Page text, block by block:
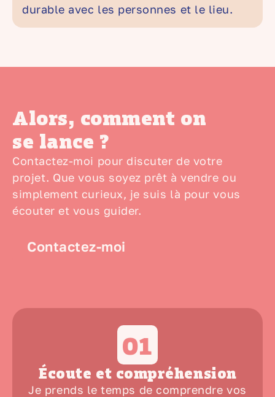
durable avec les personnes et le lieu.
Alors, comment on
se lance ?
Contactez-moi pour discuter de votre
projet. Que vous soyez prêt à vendre ou
simplement curieux, je suis là pour vous
écouter et vous guider.
Contactez-moi
01
Écoute et compréhension
Je prends le temps de comprendre vos